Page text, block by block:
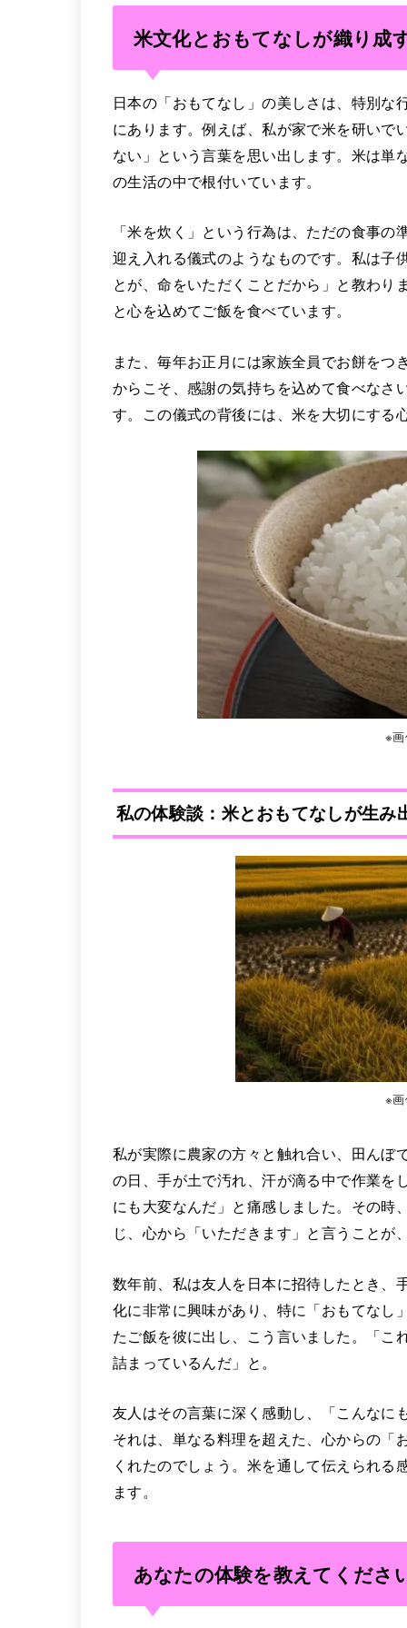
米文化とおもてなしが織り成
日本の「おもてなし」の美しさは、特別
にあります。例えば、私が家で米を研いで
ない」という言葉を思い出します。米は単
の生活の中で根付いています。
「米を炊く」という行為は、ただの食事
迎え入れる儀式のようなものです。私は子
とが、命をいただくことだから」と教わ
と心を込めてご飯を食べています。
また、毎年お正月には家族全員でお餅を
からこそ、感謝の気持ちを込めて食べなさ
す。この儀式の背後には、米を大切にする
※
私の体験談：米とおもてなしが生み
※
私が実際に農家の方々と触れ合い、田んぼ
の日、手が土で汚れ、汗が滴る中で作業を
にも大変なんだ」と痛感しました。その時
じ、心から「いただきます」と言うこと
数年前、私は友人を日本に招待したとき、
化に非常に興味があり、特に「おもてなし
たご飯を彼に出し、こう言いました。「こ
詰まっているんだ」と。
友人はその言葉に深く感動し、「こんなに
それは、単なる料理を超えた、心からの「
くれたのでしょう。米を通して伝えられ
ます。
あなたの体験を教えてくださ